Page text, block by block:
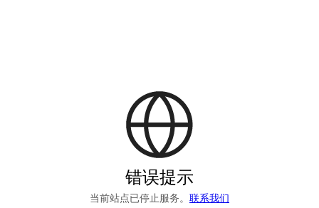
错误提示
当前站点已停止服务。 联系我们